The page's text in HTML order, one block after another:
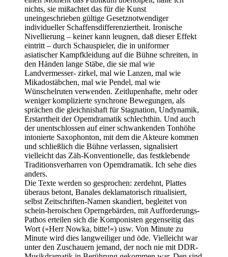
nichts, sie mißachtet das für die Kunst
uneingeschrieben gültige Gesetznotwendiger
individueller Schaffensdifferenziertheit. Ironische
Nivellierung – keiner kann leugnen, daß dieser Effekt
eintritt – durch Schauspieler, die in uniformer
asiatischer Kampfkleidung auf die Bühne schreiten, in
den Händen lange Stäbe, die sie mal wie
Landvermesser- zirkel, mal wie Lanzen, mal wie
Mikadostäbchen, mal wie Pendel, mal wie
Wünschelruten verwenden. Zeitlupenhafte, mehr oder
weniger komplizierte synchrone Bewegungen, als
sprächen die gleichnishaft für Stagnation, Undynamik,
Erstarrtheit der Opemdramatik schlechthin. Und auch
der unentschlossen auf einer schwankenden Tonhöhe
intonierte Saxophonton, mit dem die Akteure kommen
und schließlich die Bühne verlassen, signalisiert
vielleicht das Zäh-Konventionelle, das festklebende
Traditionsverharren von Opemdramatik. Ich sehe dies
anders.
Die Texte werden so gesprochen: zerdehnt, Plattes
überaus betont, Banales deklamatorisch ritualisiert,
selbst Zeitschriften-Namen skandiert, begleitet von
schein-heroischen Operngebärden, mit Aufforderungs-
Pathos erteilen sich die Komponisten gegenseitig das
Wort (»Herr Nowka, bitte!«) usw. Von Minute zu
Minute wird dies langweiliger und öde. Vielleicht war
unter den Zuschauern jemand, der noch nie mit DDR-